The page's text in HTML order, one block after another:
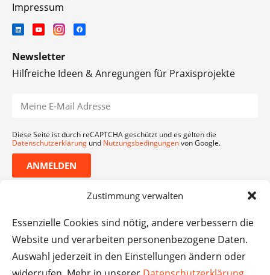
Zustimmung verwalten
Essenzielle Cookies sind nötig, andere verbessern die
Website und verarbeiten personenbezogene Daten.
Auswahl jederzeit in den Einstellungen ändern oder
Impressum
Newsletter
Hilfreiche Ideen & Anregungen für Praxisprojekte
Diese Seite ist durch reCAPTCHA geschützt und es gelten die
Datenschutzerklärung und Nutzungsbedingungenvon Google.
ANMELDEN